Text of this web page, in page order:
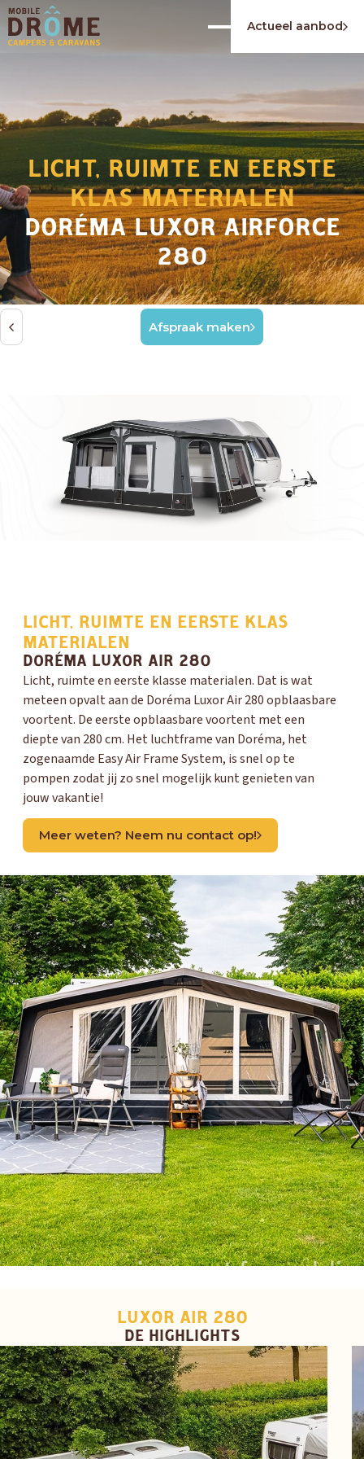
Actueel aanbod
LICHT, RUIMTE EN EERSTE
KLAS MATERIALEN
DORÉMA LUXOR AIRFORCE
280
Afspraak maken
LICHT, RUIMTE EN EERSTE KLAS
MATERIALEN
DORÉMA LUXOR AIR 280
Licht, ruimte en eerste klasse materialen. Dat is wat
meteen opvalt aan de Doréma Luxor Air 280 opblaasbare
voortent. De eerste opblaasbare voortent met een
diepte van 280 cm. Het luchtframe van Doréma, het
zogenaamde Easy Air Frame System, is snel op te
pompen zodat jij zo snel mogelijk kunt genieten van
jouw vakantie!
Meer weten? Neem nu contact op!
LUXOR AIR 280
DE HIGHLIGHTS